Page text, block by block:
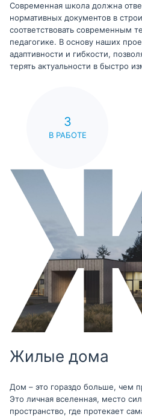
Современная школа должна
нормативных документов в
соответствовать современным
педагогике. В основу наших
адаптивности и гибкости,
терять актуальности в быстро
3
В РАБОТЕ
Жилые дома
Дом – это гораздо больше, чем
Это личная вселенная, место
пространство, где протекает